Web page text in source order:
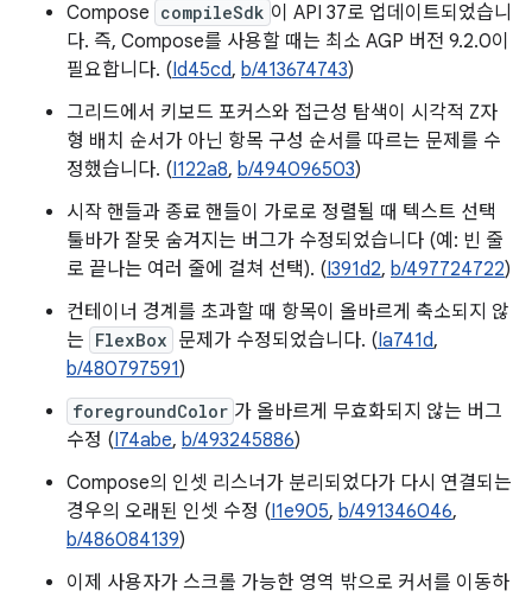
Compose compileSdk 이 API 37로 업데이트되었습니
다. 즉, Compose를 사용할 때는 최소 AGP 버전 9.2.0이
필요합니다. (Id45cd, b/413674743)
그리드에서 키보드 포커스와 접근성 탐색이 시각적 Z자
형 배치 순서가 아닌 항목 구성 순서를 따르는 문제를 수
정했습니다. (I122a8, b/494096503)
시작 핸들과 종료 핸들이 가로로 정렬될 때 텍스트 선택
툴바가 잘못 숨겨지는 버그가 수정되었습니다 (예: 빈 줄
로 끝나는 여러 줄에 걸쳐 선택). (I391d2, b/497724722)
컨테이너 경계를 초과할 때 항목이 올바르게 축소되지 않
는 FlexBox 문제가 수정되었습니다. (Ia741d,
b/480797591)
foregroundColor 가 올바르게 무효화되지 않는 버그
수정 (I74abe, b/493245886)
Compose의 인셋 리스너가 분리되었다가 다시 연결되는
경우의 오래된 인셋 수정 (I1e905, b/491346046,
b/486084139)
이제 사용자가 스크롤 가능한 영역 밖으로 커서를 이동하